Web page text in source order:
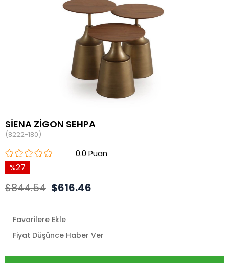
SİENA ZİGON SEHPA
(8222-180)
0.0
27
$844.54 $616.46
Favorilere Ekle
Fiyat Düşünce Haber Ver